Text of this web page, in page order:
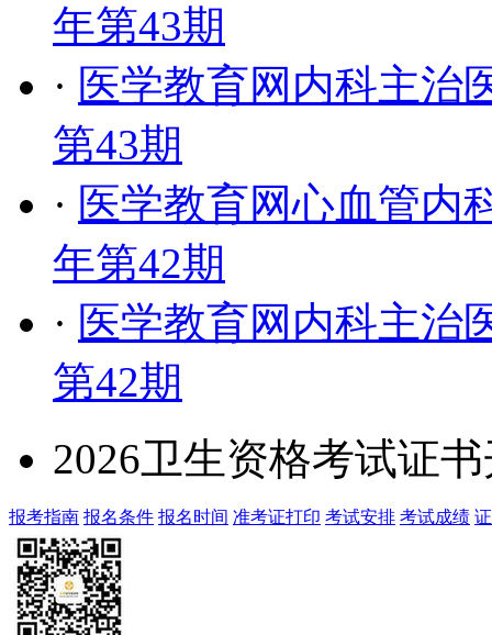
年第43期
· 医学教育网内科主治
第43期
· 医学教育网心血管内
年第42期
· 医学教育网内科主治
第42期
2026卫生资格考试证
报考指南 报名条件 报名时间 准考证打印 考试安排 考试成绩